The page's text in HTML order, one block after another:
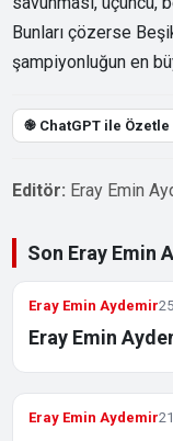
Bunları çözerse
şampiyonluğun en
֎ ChatGPT ile Özetle
Editör: Eray Emin
Son Eray Emin
Eray Emin Aydemir
Eray Emin
Eray Emin Aydemir